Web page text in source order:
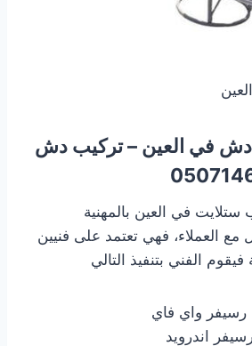
دش في العين – تركيب دش
في العين بالمهنية
مع العملاء، فهي تعتمد على فنيين
الفني بتنفيذ التالي
رسيفر واي فاي
اندرويد